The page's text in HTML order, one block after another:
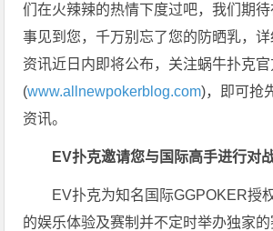
们在火辣辣的热情下度过吧，我们期
事见到您，千万别忘了您的防晒乳，
资讯近日内即将公布，关注蜗牛扑克
(www.allnewpokerblog.com)，即可抢
资讯。
EV扑克邀请您与国际高手进行对战
EV扑克为知名国际GGPOKER授
的娱乐体验及赛制并不定时举办独家